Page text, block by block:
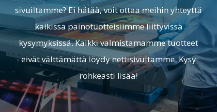
sivuiltamme? Ei hätää, voit ottaa meihin yhteyttä
kaikissa painotuotteisiimme liittyvissä
kysymyksissä. Kaikki valmistamamme tuotteet
eivät välttämättä löydy nettisivultamme. Kysy
rohkeasti lisää!